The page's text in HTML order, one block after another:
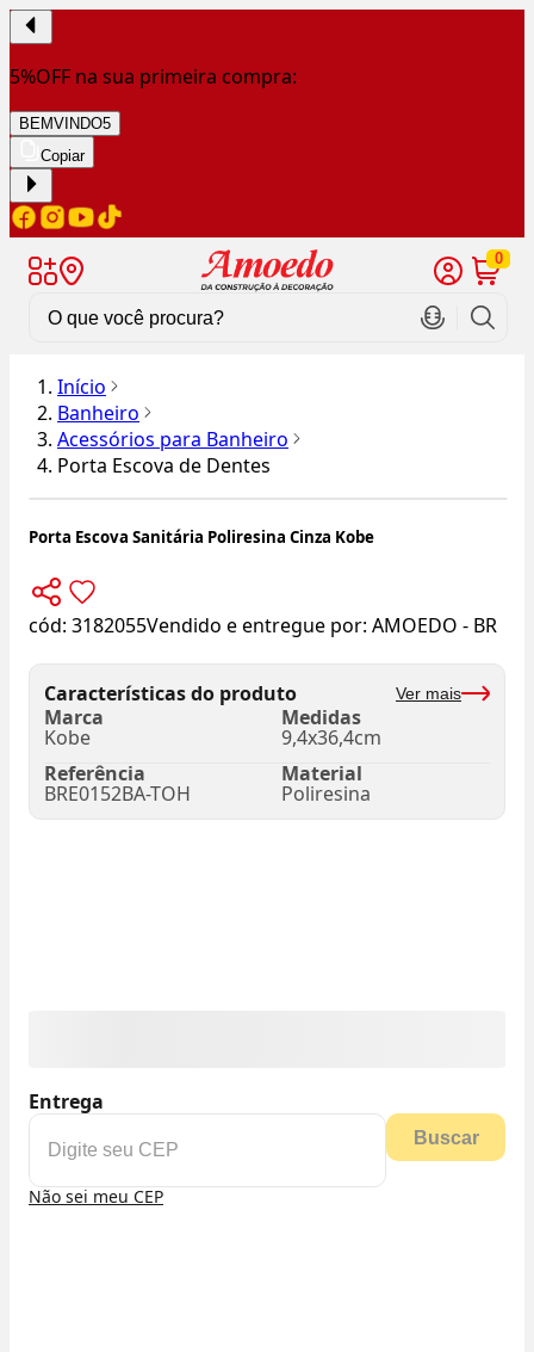
5%OFF na sua primeira compra:
BEMVINDO5
Copiar
0
Início
Banheiro
Acessórios para Banheiro
Porta Escova de Dentes
Porta Escova Sanitária Poliresina Cinza Kobe
cód: 3182055Vendido e entregue por: AMOEDO - BR
Características do produto Ver mais
Marca
Kobe
Medidas
9,4x36,4cm
Referência
BRE0152BA-TOH
Material
Poliresina
Entrega
Buscar
Não sei meu CEP